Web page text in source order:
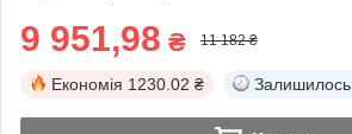
9 951,98 ₴ 11 182 ₴
Економія 1230.02 ₴ Залишилось